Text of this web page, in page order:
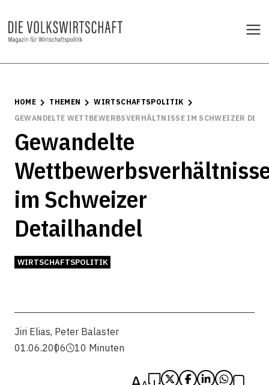
HOME THEMEN
WIRTSCHAFTSPOLITIK
GEWANDELTE WETTBEWERBSVERHÄLTNISSE IM SCHWEIZER
Gewandelte
im Schweizer
Detailhandel
WIRTSCHAFTSPOLITIK
Jiri Elias, Peter Balaster
01.06.2006
10 Minuten